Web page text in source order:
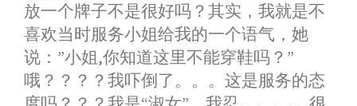
放一个牌子不是很好吗？其实，我就是不
喜欢当时服务小姐给我的一个语气，她
说：”小姐,你知道这里不能穿鞋吗？”
哦？？？？我吓倒了。。。这是服务的态